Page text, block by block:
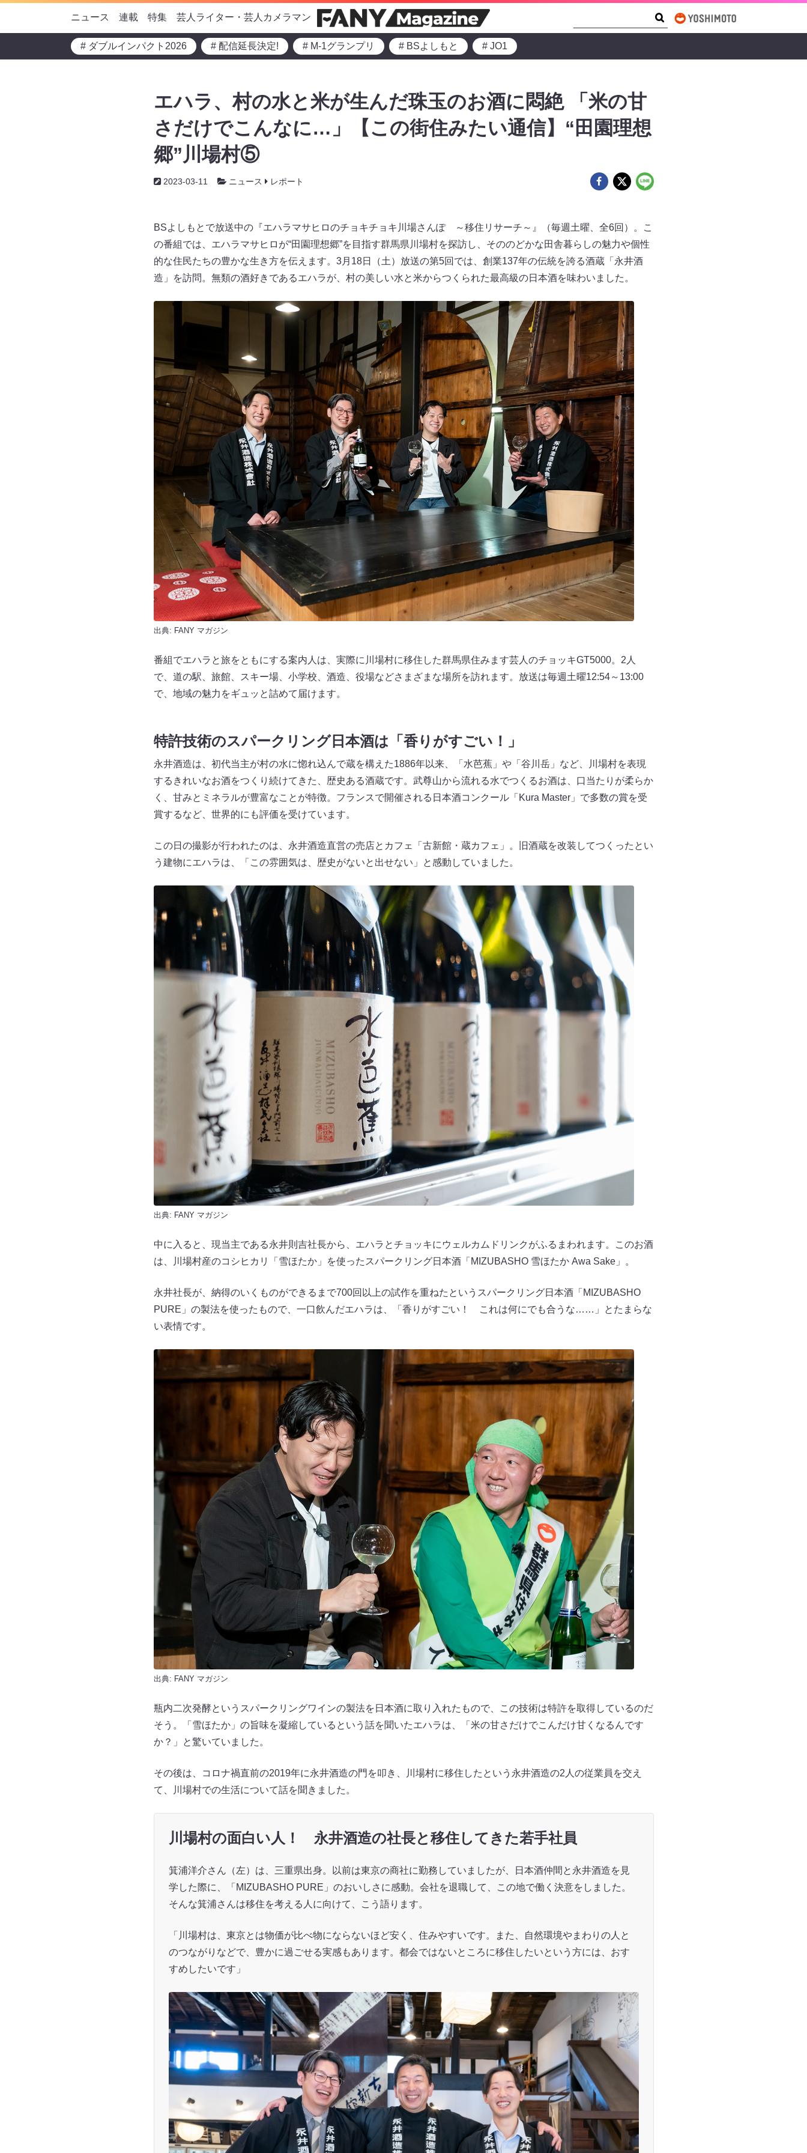
ニュース 連載 特集 芸人ライター・芸人カメラマン
# ダブルインパクト2026 # 配信延長決定! # M-1グランプリ # BSよしもと # JO1
エハラ、村の水と米が生んだ珠玉のお酒に悶絶 「米の甘
さだけでこんなに…」【この街住みたい通信】“田園理想
郷”川場村⑤
2023-03-11 ニュース レポート
BSよしもとで放送中の『エハラマサヒロのチョキチョキ川場さんぽ ～移住リサーチ～』（毎週土曜、全6回）。こ
の番組では、エハラマサヒロが“田園理想郷”を目指す群馬県川場村を探訪し、そののどかな田舎暮らしの魅力や個性
的な住民たちの豊かな生き方を伝えます。3月18日（土）放送の第5回では、創業137年の伝統を誇る酒蔵「永井酒
造」を訪問。無類の酒好きであるエハラが、村の美しい水と米からつくられた最高級の日本酒を味わいました。
出典: FANY マガジン
番組でエハラと旅をともにする案内人は、実際に川場村に移住した群馬県住みます芸人のチョッキGT5000。2人
で、道の駅、旅館、スキー場、小学校、酒造、役場などさまざまな場所を訪れます。放送は毎週土曜12:54～13:00
で、地域の魅力をギュッと詰めて届けます。
特許技術のスパークリング日本酒は「香りがすごい！」
永井酒造は、初代当主が村の水に惚れ込んで蔵を構えた1886年以来、「水芭蕉」や「谷川岳」など、川場村を表現
するきれいなお酒をつくり続けてきた、歴史ある酒蔵です。武尊山から流れる水でつくるお酒は、口当たりが柔らか
く、甘みとミネラルが豊富なことが特徴。フランスで開催される日本酒コンクール「Kura Master」で多数の賞を受
賞するなど、世界的にも評価を受けています。
この日の撮影が行われたのは、永井酒造直営の売店とカフェ「古新館・蔵カフェ」。旧酒蔵を改装してつくったとい
う建物にエハラは、「この雰囲気は、歴史がないと出せない」と感動していました。
出典: FANY マガジン
中に入ると、現当主である永井則吉社長から、エハラとチョッキにウェルカムドリンクがふるまわれます。このお酒
は、川場村産のコシヒカリ「雪ほたか」を使ったスパークリング日本酒「MIZUBASHO 雪ほたか Awa Sake」。
永井社長が、納得のいくものができるまで700回以上の試作を重ねたというスパークリング日本酒「MIZUBASHO
PURE」の製法を使ったもので、一口飲んだエハラは、「香りがすごい！ これは何にでも合うな……」とたまらな
い表情です。
出典: FANY マガジン
瓶内二次発酵というスパークリングワインの製法を日本酒に取り入れたもので、この技術は特許を取得しているのだ
そう。「雪ほたか」の旨味を凝縮しているという話を聞いたエハラは、「米の甘さだけでこんだけ甘くなるんです
か？」と驚いていました。
その後は、コロナ禍直前の2019年に永井酒造の門を叩き、川場村に移住したという永井酒造の2人の従業員を交え
て、川場村での生活について話を聞きました。
川場村の面白い人！ 永井酒造の社長と移住してきた若手社員
箕浦洋介さん（左）は、三重県出身。以前は東京の商社に勤務していましたが、日本酒仲間と永井酒造を見
学した際に、「MIZUBASHO PURE」のおいしさに感動。会社を退職して、この地で働く決意をしました。
そんな箕浦さんは移住を考える人に向けて、こう語ります。
「川場村は、東京とは物価が比べ物にならないほど安く、住みやすいです。また、自然環境やまわりの人と
のつながりなどで、豊かに過ごせる実感もあります。都会ではないところに移住したいという方には、おす
すめしたいです」